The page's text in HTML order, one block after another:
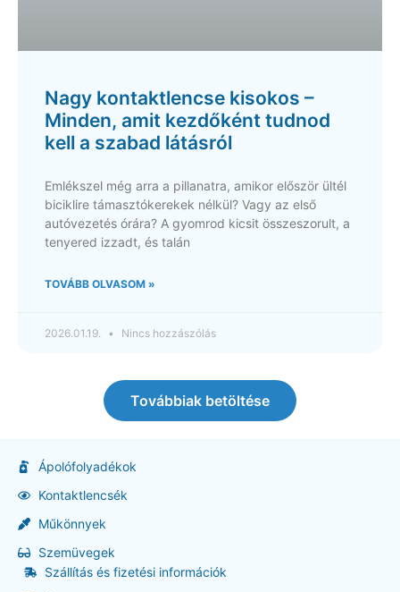
Nagy kontaktlencse kisokos –
Minden, amit kezdőként tudnod
kell a szabad látásról
Emlékszel még arra a pillanatra, amikor először ültél
biciklire támasztókerekek nélkül? Vagy az első
autóvezetés órára? A gyomrod kicsit összeszorult, a
tenyered izzadt, és talán
TOVÁBB OLVASOM »
2026.01.19. Nincs hozzászólás
Továbbiak betöltése
Ápolófolyadékok
Kontaktlencsék
Műkönnyek
Szemüvegek
Szállítás és fizetési információk